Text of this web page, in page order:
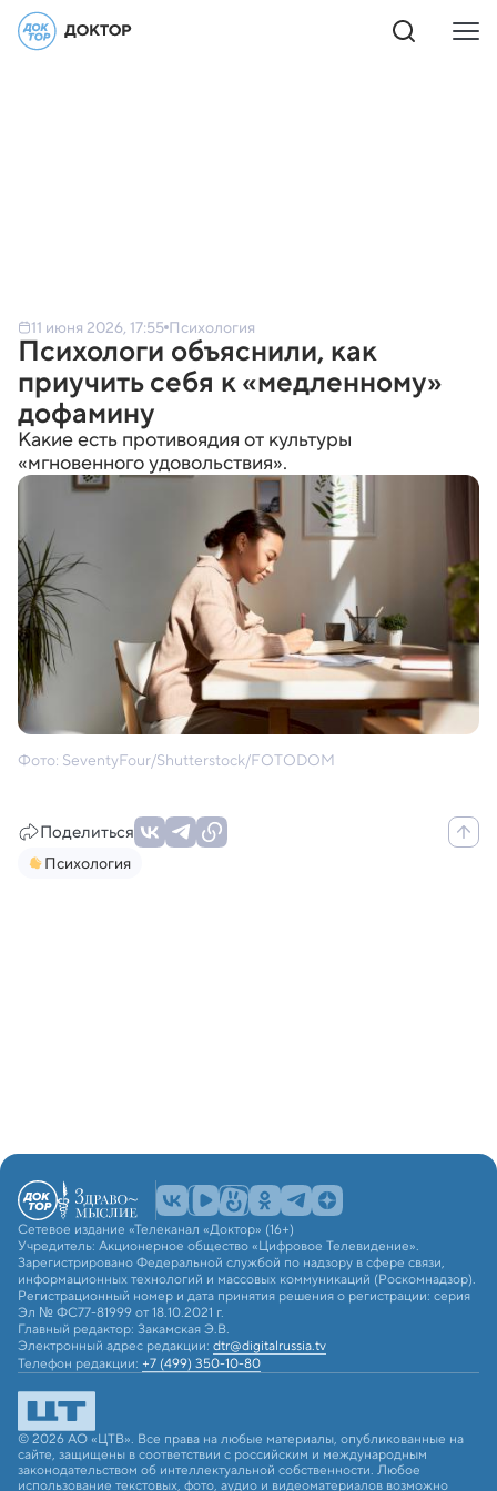
11 июня 2026, 17:55 Психология
Психологи объяснили, как
приучить себя к «медленному»
дофамину
Какие есть противоядия от культуры
«мгновенного удовольствия».
Фото: SeventyFour/Shutterstock/FOTODOM
Поделиться
Психология
Сетевое издание «Телеканал «Доктор» (16+)
Учредитель: Акционерное общество «Цифровое Телевидение».
Зарегистрировано Федеральной службой по надзору в сфере связи,
информационных технологий и массовых коммуникаций (Роскомнадзор).
Регистрационный номер и дата принятия решения о регистрации: серия
Эл № ФС77-81999 от 18.10.2021 г.
Главный редактор: Закамская Э.В.
Электронный адрес редакции: dtr@digitalrussia.tv
Телефон редакции: +7 (499) 350-10-80
© 2026 АО «ЦТВ». Все права на любые материалы, опубликованные на
сайте, защищены в соответствии с российским и международным
законодательством об интеллектуальной собственности. Любое
использование текстовых, фото, аудио и видеоматериалов возможно